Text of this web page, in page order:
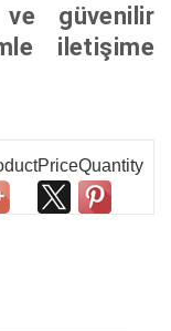
güvenilir
iletişime